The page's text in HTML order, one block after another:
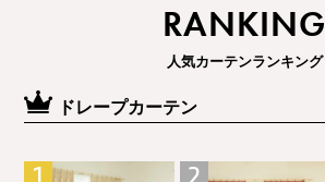
RANKING
人気カーテンランキング
ドレープカーテン